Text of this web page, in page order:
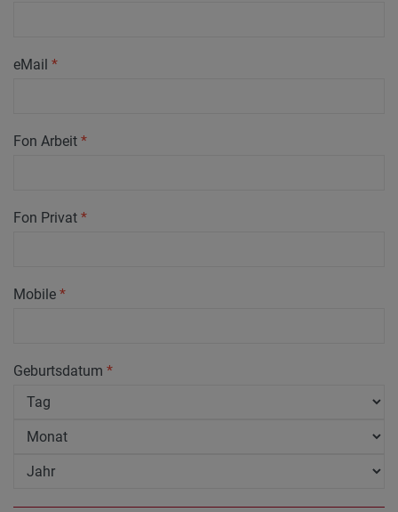
eMail *
Fon Arbeit *
Fon Privat *
Mobile *
Geburtsdatum *